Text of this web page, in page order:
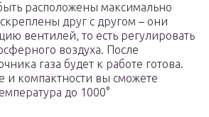
расположены максимально
друг с другом – они
вентилей, то есть регулировать
воздуха. После
газа будет к работе готова.
и компактности вы сможете
до 1000°